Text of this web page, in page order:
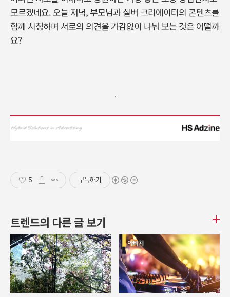
모르겠네요. 오늘 저녁, 부모님과 실버 크리에이터의 콘텐츠를
함께 시청하며 서로의 의견을 가감없이 나눠 보는 것은 어떨까
요?
5 구독하기
트렌드의 다른 글 보기